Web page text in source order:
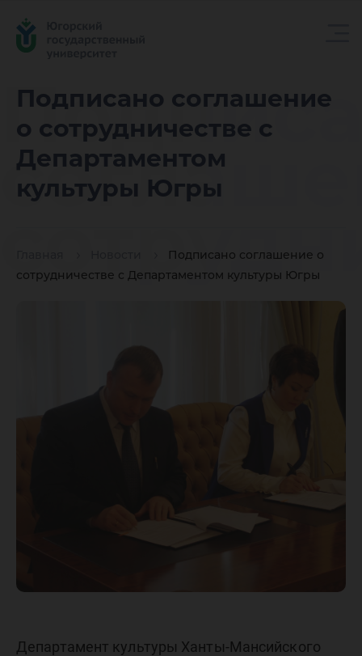
Подписано соглашение
о сотрудничестве с
Департаментом
культуры Югры
Подписано соглашение о
сотрудничестве с Департаментом культуры Югры
с
Департамент культуры Ханты-Мансийского